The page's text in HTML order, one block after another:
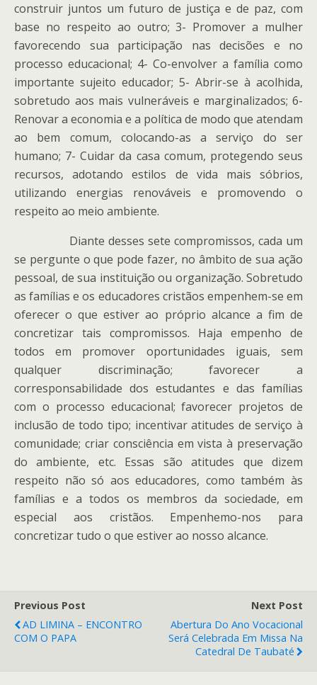
construir juntos um futuro de justiça e de paz, com
base no respeito ao outro; 3- Promover a mulher
favorecendo sua participação nas decisões e no
processo educacional; 4- Co-envolver a família como
importante sujeito educador; 5- Abrir-se à acolhida,
sobretudo aos mais vulneráveis e marginalizados; 6-
Renovar a economia e a política de modo que atendam
ao bem comum, colocando-as a serviço do ser
humano; 7- Cuidar da casa comum, protegendo seus
recursos, adotando estilos de vida mais sóbrios,
utilizando energias renováveis e promovendo o
respeito ao meio ambiente.
Diante desses sete compromissos, cada um
se pergunte o que pode fazer, no âmbito de sua ação
pessoal, de sua instituição ou organização. Sobretudo
as famílias e os educadores cristãos empenhem-se em
oferecer o que estiver ao próprio alcance a fim de
concretizar tais compromissos. Haja empenho de
todos em promover oportunidades iguais, sem
qualquer discriminação; favorecer a
corresponsabilidade dos estudantes e das famílias
com o processo educacional; favorecer projetos de
inclusão de todo tipo; incentivar atitudes de serviço à
comunidade; criar consciência em vista à preservação
do ambiente, etc. Essas são atitudes que dizem
respeito não só aos educadores, como também às
famílias e a todos os membros da sociedade, em
especial aos cristãos. Empenhemo-nos para
concretizar tudo o que estiver ao nosso alcance.
Previous Post
AD LIMINA – ENCONTRO
COM O PAPA
Next Post
Abertura Do Ano Vocacional
Será Celebrada Em Missa Na
Catedral De Taubaté